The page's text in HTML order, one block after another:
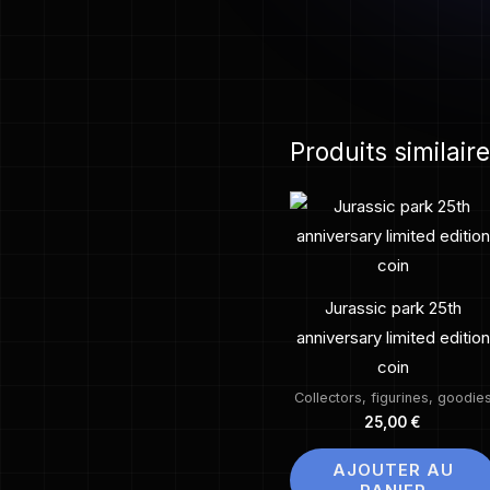
Produits
Jurassic park 25th
anniversary limited edition
coin
Collectors, figurines, goodies
25,00 €
AJOUTER AU